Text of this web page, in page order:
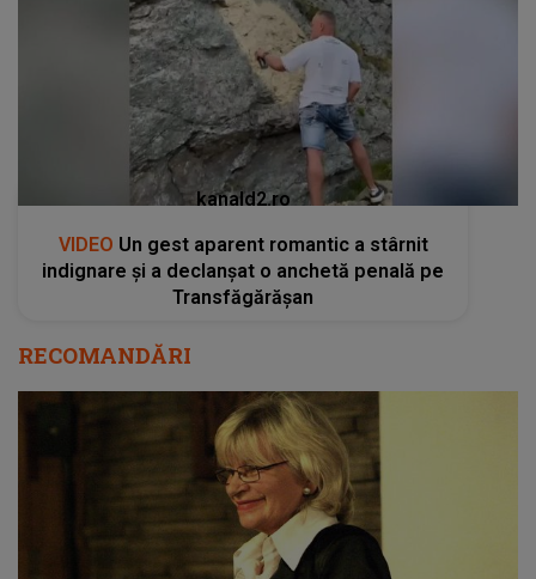
kanald2.ro
VIDEO Un gest aparent romantic a stârnit
indignare și a declanșat o anchetă penală pe
Transfăgărășan
RECOMANDĂRI